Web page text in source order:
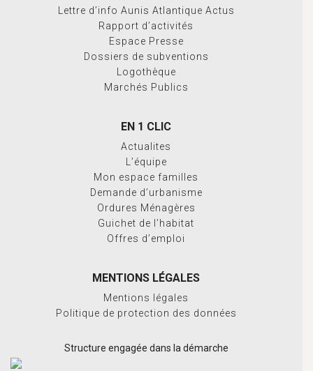
Lettre d’info Aunis Atlantique Actus
Rapport d’activités
Espace Presse
Dossiers de subventions
Logothèque
Marchés Publics
EN 1 CLIC
Actualites
L’équipe
Mon espace familles
Demande d’urbanisme
Ordures Ménagères
Guichet de l’habitat
Offres d’emploi
MENTIONS LÉGALES
Mentions légales
Politique de protection des données
Structure engagée dans la démarche